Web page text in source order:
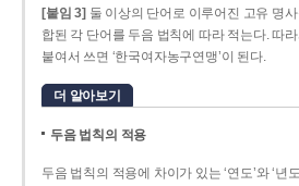
[붙임 3] 둘 이상의 단어로 이루어진 고유 명
합된 각 단어를 두음 법칙에 따라 적는다. 따라
붙여서 쓰면 ‘한국여자농구연맹’이 된다.
더 알아보기
두음 법칙의 적용
두음 법칙의 적용에 차이가 있는 ‘연도’와 ‘년